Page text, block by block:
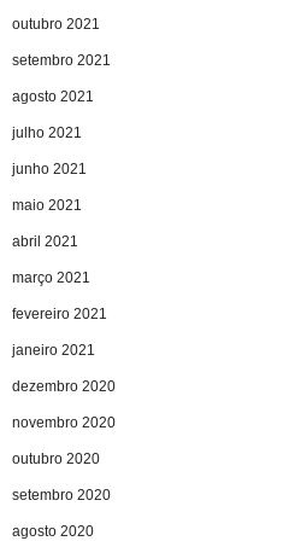
outubro 2021
setembro 2021
agosto 2021
julho 2021
junho 2021
maio 2021
abril 2021
março 2021
fevereiro 2021
janeiro 2021
dezembro 2020
novembro 2020
outubro 2020
setembro 2020
agosto 2020